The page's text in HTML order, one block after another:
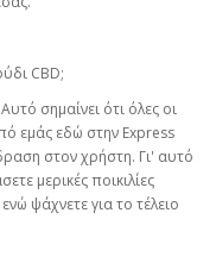
CBD;
σημαίνει ότι όλες οι
εμάς εδώ στην Express
στον χρήστη. Γι' αυτό
μερικές ποικιλίες
ψάχνετε για το τέλειο